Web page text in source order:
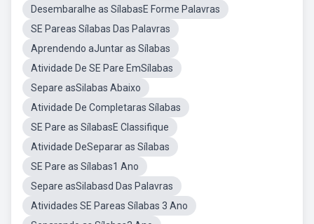
Desembaralhe as SílabasE Forme Palavras
SE Pareas Sílabas Das Palavras
Aprendendo aJuntar as Sílabas
Atividade De SE Pare EmSílabas
Separe asSilabas Abaixo
Atividade De Completaras Sílabas
SE Pare as SílabasE Classifique
Atividade DeSeparar as Sílabas
SE Pare as Sílabas1 Ano
Separe asSilabasd Das Palavras
Atividades SE Pareas Sílabas 3 Ano